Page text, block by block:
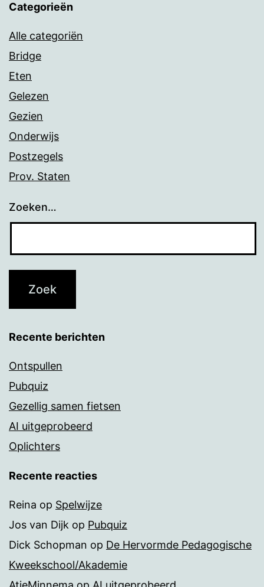
Categorieën
Alle categoriën
Bridge
Eten
Gelezen
Gezien
Onderwijs
Postzegels
Prov. Staten
Zoeken…
Recente berichten
Ontspullen
Pubquiz
Gezellig samen fietsen
AI uitgeprobeerd
Oplichters
Recente reacties
Reina op Spelwijze
Jos van Dijk op Pubquiz
Dick Schopman op De Hervormde Pedagogische
Kweekschool/Akademie